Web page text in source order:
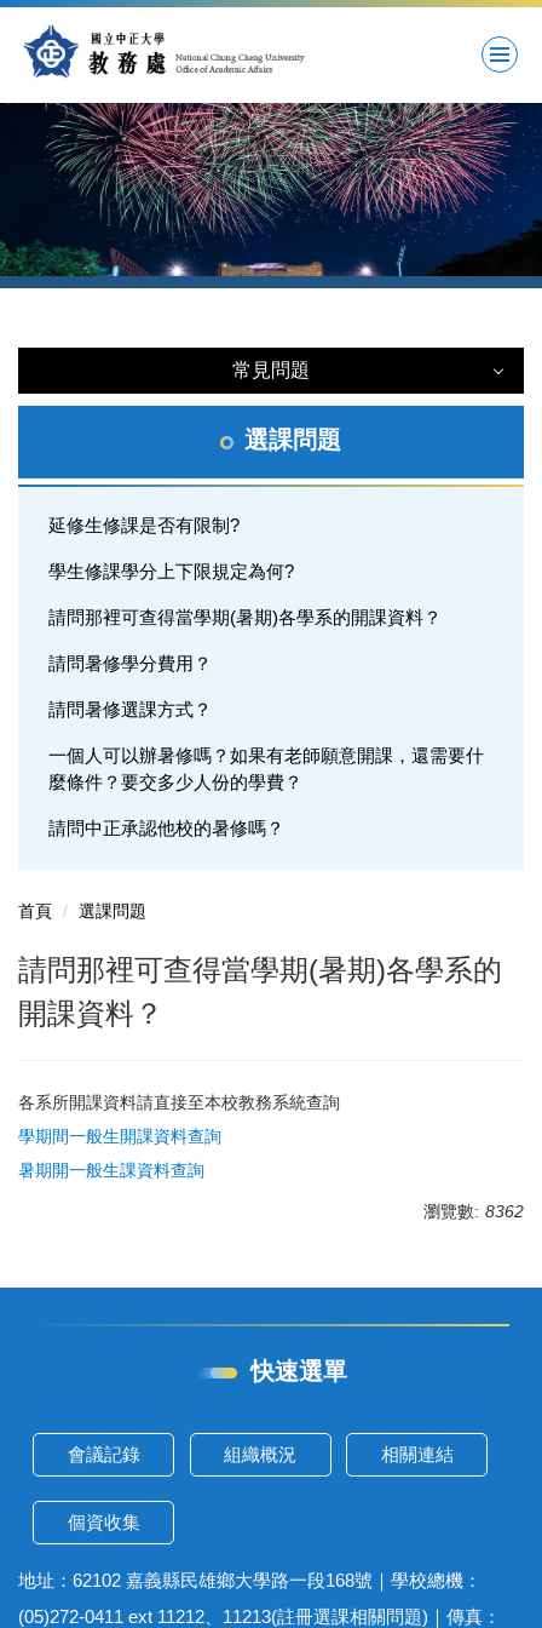
到
常見問題
常見問題
註冊問題
學籍問題
選課問題
轉系問題
抵免問題
選課問題
延修生修課是否有限制?
學生修課學分上下限規定為何?
請問那裡可查得當學期(暑期)各學系的開課資料？
請問暑修學分費用？
請問暑修選課方式？
一個人可以辦暑修嗎？如果有老師願意開課，還需要什
麼條件？要交多少人份的學費？
請問中正承認他校的暑修嗎？
首頁 選課問題
請問那裡可查得當學期(暑期)各學系的
開課資料？
各系所開課資料請直接至本校教務系統查詢
學期間一般生開課資料查詢
暑期開一般生課資料查詢
瀏覽數: 8362
快速選單
會議記錄 組織概況 相關連結
個資收集
地址：62102 嘉義縣民雄鄉大學路一段168號｜學校總機：
(05)272-0411 ext 11212、11213(註冊選課相關問題)｜傳真：